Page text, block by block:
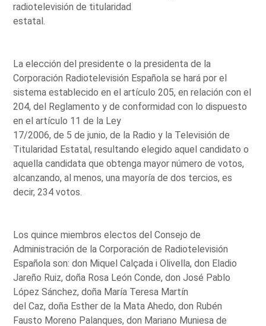
radiotelevisión de titularidad
estatal.
La elección del presidente o la presidenta de la
Corporación Radiotelevisión Española se hará por el
sistema establecido en el artículo 205, en relación con el
204, del Reglamento y de conformidad con lo dispuesto
en el artículo 11 de la Ley
17/2006, de 5 de junio, de la Radio y la Televisión de
Titularidad Estatal, resultando elegido aquel candidato o
aquella candidata que obtenga mayor número de votos,
alcanzando, al menos, una mayoría de dos tercios, es
decir, 234 votos.
Los quince miembros electos del Consejo de
Administración de la Corporación de Radiotelevisión
Española son: don Miquel Calçada i Olivella, don Eladio
Jareño Ruiz, doña Rosa León Conde, don José Pablo
López Sánchez, doña María Teresa Martín
del Caz, doña Esther de la Mata Ahedo, don Rubén
Fausto Moreno Palanques, don Mariano Muniesa de